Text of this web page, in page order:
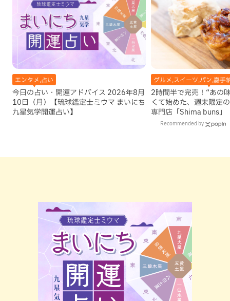
エンタメ,占い
今日の占い・開運アドバイス 2026年8月
10日（月）【琉球鑑定士ミウマ まいにち
九星気学開運占い】
グルメ,スイーツ,パン,嘉手
2時間半で完売！“あの
くて始めた、週末限定
専門店「Shima buns」
Recommended by